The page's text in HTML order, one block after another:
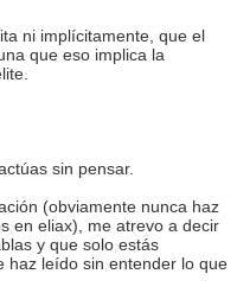
ni implícitamente, que el
que eso implica la
sin pensar.
(obviamente nunca haz
en eliax), me atrevo a decir
y que solo estás
haz leído sin entender lo que